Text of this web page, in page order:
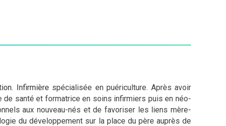
Infirmière spécialisée en puériculture. Après avoir
santé et formatrice en soins infirmiers puis en néo-
aux nouveau-nés et de favoriser les liens mère-
du développement sur la place du père auprès de